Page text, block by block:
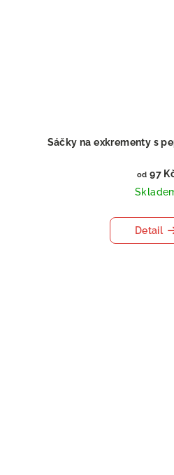
Sáčky na exkrementy s
od 97
Detail